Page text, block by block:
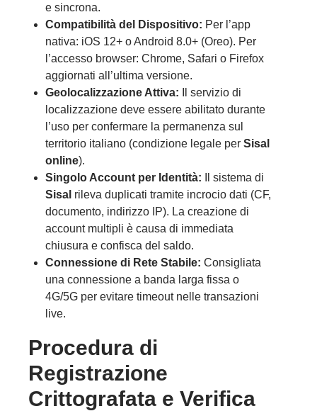
e sincrona.
Compatibilità del Dispositivo: Per l’app
nativa: iOS 12+ o Android 8.0+ (Oreo). Per
l’accesso browser: Chrome, Safari o Firefox
aggiornati all’ultima versione.
Geolocalizzazione Attiva: Il servizio di
localizzazione deve essere abilitato durante
l’uso per confermare la permanenza sul
territorio italiano (condizione legale per Sisal
online).
Singolo Account per Identità: Il sistema di
Sisal rileva duplicati tramite incrocio dati (CF,
documento, indirizzo IP). La creazione di
account multipli è causa di immediata
chiusura e confisca del saldo.
Connessione di Rete Stabile: Consigliata
una connessione a banda larga fissa o
4G/5G per evitare timeout nelle transazioni
live.
Procedura di
Registrazione
Crittografata e Verifica